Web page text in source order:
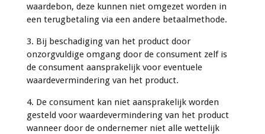
waardebon, deze kunnen niet omgezet worden in
een terugbetaling via een andere betaalmethode.
3. Bij beschadiging van het product door
onzorgvuldige omgang door de consument zelf is
de consument aansprakelijk voor eventuele
waardevermindering van het product.
4. De consument kan niet aansprakelijk worden
gesteld voor waardevermindering van het product
wanneer door de ondernemer niet alle wettelijk